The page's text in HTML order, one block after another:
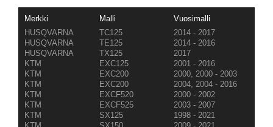
Merkki Malli
Vuosimalli
HUSQVARNA
TC125
2014 - 2017
HUSQVARNA
TE125
2014 - 2016
HUSQVARNA
TX125
2017
KTM
EXC125
2001 - 2016
KTM
EXC200
2000, 2000 - 2003
KTM
EXC200
2004, 2004 - 2016
KTM
EXCF520
2000 - 2002
KTM
EXCF525
2003 - 2007
KTM
SX125
1998 - 2021